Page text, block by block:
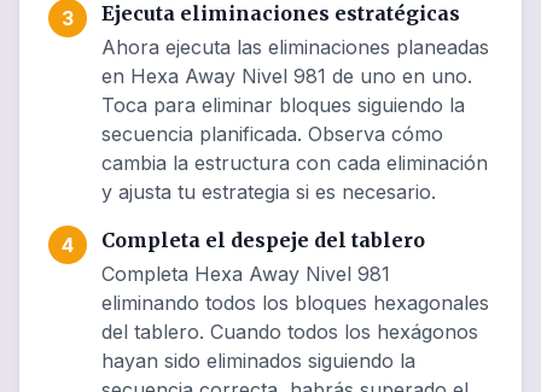
3
Ejecuta eliminaciones estratégicas
Ahora ejecuta las eliminaciones planeadas
en Hexa Away Nivel 981 de uno en uno.
Toca para eliminar bloques siguiendo la
secuencia planificada. Observa cómo
cambia la estructura con cada eliminación
y ajusta tu estrategia si es necesario.
4
Completa el despeje del tablero
Completa Hexa Away Nivel 981
eliminando todos los bloques hexagonales
del tablero. Cuando todos los hexágonos
hayan sido eliminados siguiendo la